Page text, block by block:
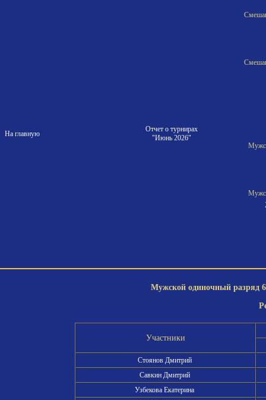
На главную
Отчет о турнирах
"Июнь 2026"
Мужской одиночный разряд
Участники
Стоянов Дмитрий
Савкин Дмитрий
Узбекова Екатерина